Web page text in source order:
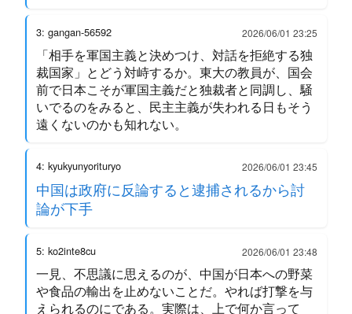
3: gangan-56592 2026/06/01 23:25
「相手を軍国主義と決めつけ、対話を拒絶する独
裁国家」とどう対峙するか。東大の教員が、国会
前で日本こそが軍国主義だと独裁者と同調し、騒
いでるのをみると、民主主義が失われる日もそう
遠くないのかも知れない。
4: kyukyunyorituryo 2026/06/01 23:45
中国は政府に反論すると逮捕されるから討
論が下手
5: ko2inte8cu 2026/06/01 23:48
一見、不思議に思えるのが、中国が日本への野菜
や食品の輸出を止めないことだ。やれば打撃を与
えられるのにである。実際は、上で何か言って